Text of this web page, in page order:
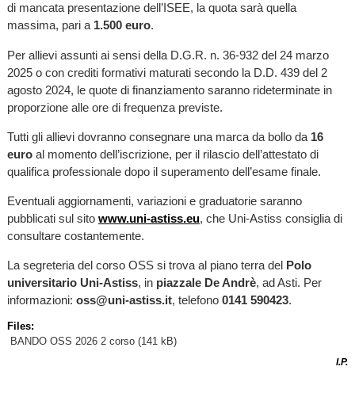
di mancata presentazione dell’ISEE, la quota sarà quella
massima, pari a 1.500 euro.
Per allievi assunti ai sensi della D.G.R. n. 36-932 del 24 marzo
2025 o con crediti formativi maturati secondo la D.D. 439 del 2
agosto 2024, le quote di finanziamento saranno rideterminate in
proporzione alle ore di frequenza previste.
Tutti gli allievi dovranno consegnare una marca da bollo da 16
euroal momento dell’iscrizione, per il rilascio dell’attestato di
qualifica professionale dopo il superamento dell’esame finale.
Eventuali aggiornamenti, variazioni e graduatorie saranno
pubblicati sul sito www.uni-astiss.eu, che Uni-Astiss consiglia di
consultare costantemente.
La segreteria del corso OSS si trova al piano terra del Polo
universitario Uni-Astiss, in piazzale De Andrè, ad Asti. Per
informazioni: oss@uni-astiss.it, telefono 0141 590423.
Files:
BANDO OSS 2026 2 corso(141 kB)
I.P.